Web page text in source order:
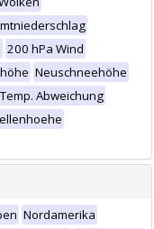
200 hPa Wind
Neuschneehöhe
Abweichung
Nordamerika